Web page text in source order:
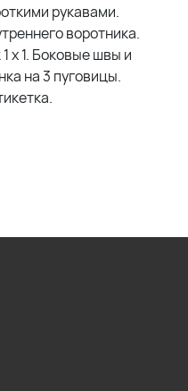
рукавами.
воротника.
x 1. Боковые швы и
на 3 пуговицы.